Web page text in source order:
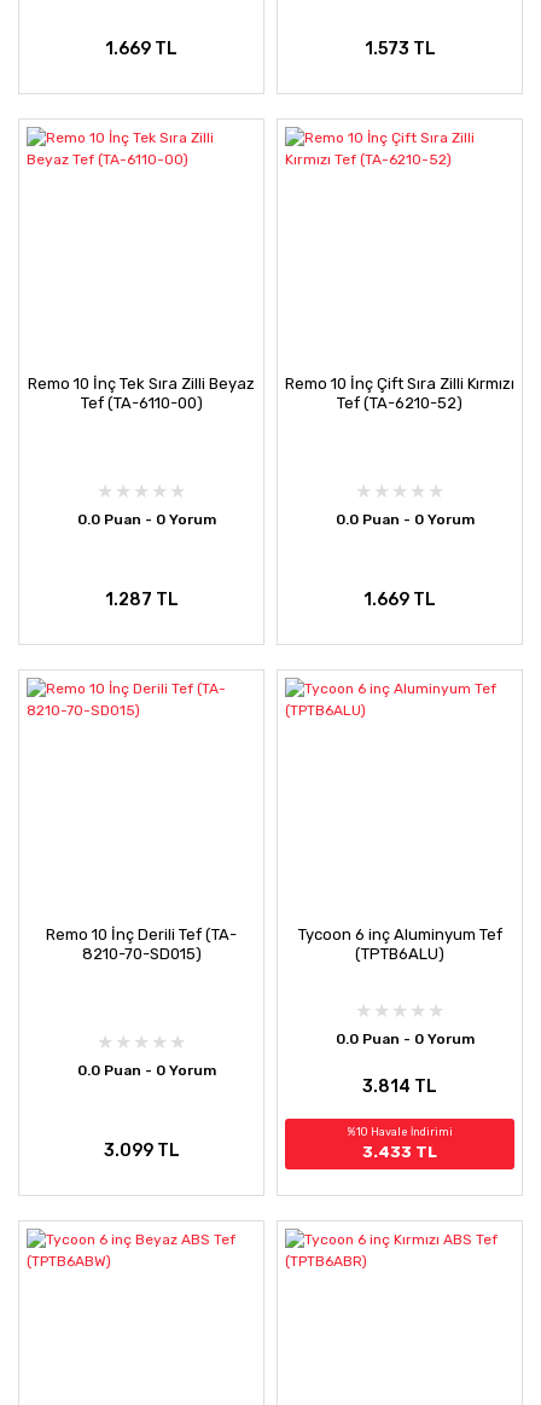
1.669 TL 1.573 TL
Remo 10 İnç Tek Sıra Zilli Beyaz
Tef (TA-6110-00)
0.0 Puan - 0 Yorum
1.287 TL
Remo 10 İnç Çift Sıra Zilli Kırmızı
Tef (TA-6210-52)
0.0 Puan - 0 Yorum
1.669 TL
Remo 10 İnç Derili Tef (TA-
8210-70-SD015)
0.0 Puan - 0 Yorum
3.099 TL
Tycoon 6 inç Aluminyum Tef
(TPTB6ALU)
0.0 Puan - 0 Yorum
3.814 TL
%10 Havale İndirimi
3.433 TL